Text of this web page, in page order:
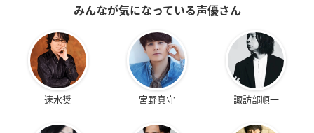
みんなが気になっている声優さん
速水奨 宮野真守 諏訪部順一